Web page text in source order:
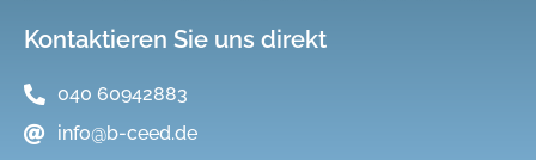
Kontaktieren Sie uns direkt
040 60942883
info@b-ceed.de